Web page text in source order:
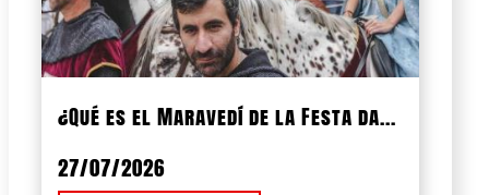
¿Qué es el Maravedí de la Festa da...
27/07/2026